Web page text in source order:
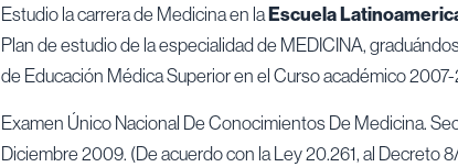
Estudio la carrera de Medicina en laEscuela
Plan de estudio de la especialidad de MEDICINA,
de Educación Médica Superior en el Curso académico
Examen Único Nacional De Conocimientos De Medicina.
Diciembre 2009. (De acuerdo con la Ley 20.261, al Decreto